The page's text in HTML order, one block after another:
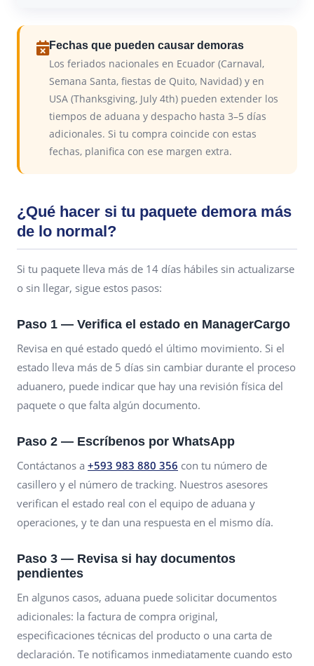
Fechas que pueden causar demoras
Los feriados nacionales en Ecuador (Carnaval,
Semana Santa, fiestas de Quito, Navidad) y en
USA (Thanksgiving, July 4th) pueden extender los
tiempos de aduana y despacho hasta 3–5 días
adicionales. Si tu compra coincide con estas
fechas, planifica con ese margen extra.
¿Qué hacer si tu paquete demora más
de lo normal?
Si tu paquete lleva más de 14 días hábiles sin actualizarse
o sin llegar, sigue estos pasos:
Paso 1 — Verifica el estado en ManagerCargo
Revisa en qué estado quedó el último movimiento. Si el
estado lleva más de 5 días sin cambiar durante el proceso
aduanero, puede indicar que hay una revisión física del
paquete o que falta algún documento.
Paso 2 — Escríbenos por WhatsApp
Contáctanos a +593 983 880 356 con tu número de
casillero y el número de tracking. Nuestros asesores
verifican el estado real con el equipo de aduana y
operaciones, y te dan una respuesta en el mismo día.
Paso 3 — Revisa si hay documentos
pendientes
En algunos casos, aduana puede solicitar documentos
adicionales: la factura de compra original,
especificaciones técnicas del producto o una carta de
declaración. Te notificamos inmediatamente cuando esto